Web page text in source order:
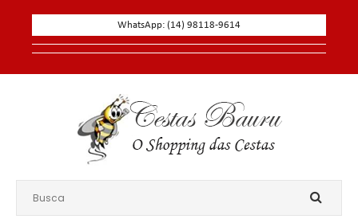
WhatsApp: (14) 98118-9614